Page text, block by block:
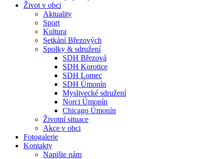
Život v obci
Aktuality
Sport
Kultura
Setkání Březových
Spolky & sdružení
SDH Březová
SDH Korotice
SDH Lomec
SDH Úmonín
Myslivecké sdružení
Norci Úmonín
Chicago Úmonín
Životní situace
Akce v obci
Fotogalerie
Kontakty
Napište nám